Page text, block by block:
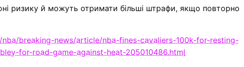
ризику й можуть отримати більші штрафи, якщо повторно
breaking-news/article/nba-fines-cavaliers-100k-for-resting-
for-road-game-against-heat-205010486.html